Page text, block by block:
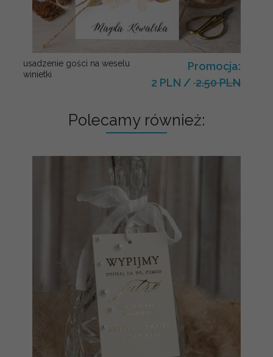
usadzenie gości na weselu
winietki
Promocja:
2 PLN / 2.50 PLN
Polecamy również: